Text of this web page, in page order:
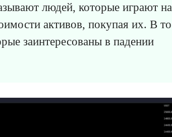
людей, которые играют на
активов, покупая их. В то
заинтересованы в падении